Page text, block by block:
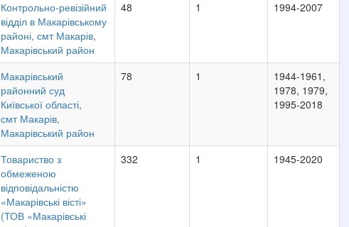
Контрольно-ревізійний
відділ в Макарівському
районі, смт Макарів,
Макарівський район
48 1 1994-2007
Макарівський
районний суд
Київської області,
смт Макарів,
Макарівський район
78 1
1944-1961,
1978, 1979,
1995-2018
Товариство з
обмеженою
відповідальністю
«Макарівські вісті»
(ТОВ «Макарівські
332 1 1945-2020